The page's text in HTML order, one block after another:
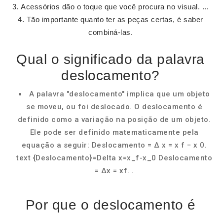
Acessórios dão o toque que você procura no visual. ...
Tão importante quanto ter as peças certas, é saber
combiná-las.
Qual o significado da palavra
deslocamento?
A palavra "deslocamento" implica que um objeto
se moveu, ou foi deslocado. O deslocamento é
definido como a variação na posição de um objeto.
Ele pode ser definido matematicamente pela
equação a seguir: Deslocamento = Δ x = x f − x 0.
text {Deslocamento}=Delta x=x_f-x_0 Deslocamento
= Δx = xf. ​.
Por que o deslocamento é